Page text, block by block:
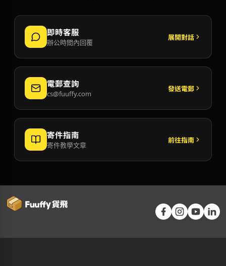
即時客服
辦公時間內回覆
展開對話
電郵查詢
cs@fuuffy.com
發送電郵
寄件指南
寄件教學文章
前往指南